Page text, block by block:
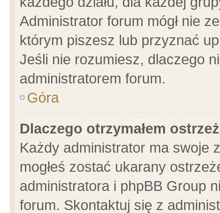
Administrator forum mógł nie
którym piszesz lub przyznać
Jeśli nie rozumiesz, dlaczego
administratorem forum.
Góra
Dlaczego otrzymałem
Każdy administrator ma swoje
mogłeś zostać ukarany
administratora i phpBB Group
forum. Skontaktuj się z